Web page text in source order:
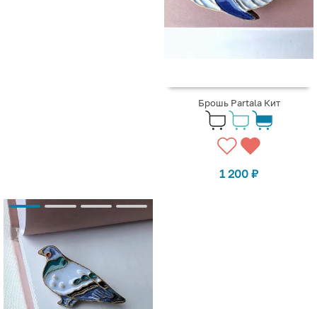
Брошь Partala Кит
1 200 ₽